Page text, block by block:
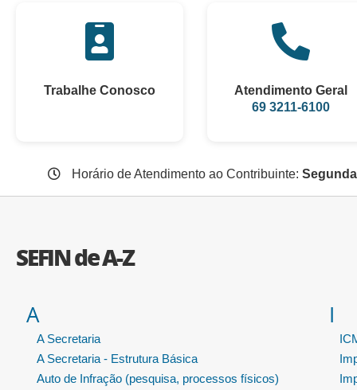
Trabalhe Conosco
Atendimento Geral
69 3211-6100
Horário de Atendimento ao Contribuinte:
SEFIN de A-Z
A
A Secretaria
A Secretaria - Estrutura Básica
Auto de Infração (pesquisa, processos físicos)
I